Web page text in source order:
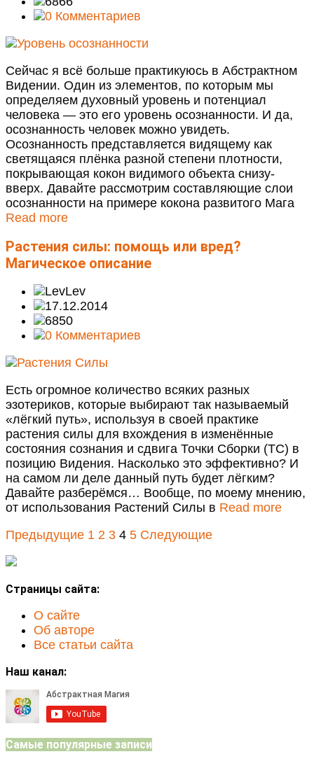
0 Комментариев
Сейчас я всё больше практикуюсь в Абстрактном
Видении. Один из элементов, по которым мы
определяем духовный уровень и потенциал
человека — это его уровень осознанности. И да,
осознанность человек можно увидеть.
Осознанность представляется видящему как
светящаяся плёнка разной степени плотности,
покрывающая кокон видимого объекта снизу-
вверх. Давайте рассмотрим составляющие слои
осознанности на примере кокона развитого Мага
Read more
Растения силы: помощь или вред?
Магическое описание
Lev
17.12.2014
6850
0 Комментариев
Есть огромное количество всяких разных
эзотериков, которые выбирают так называемый
«лёгкий путь», используя в своей практике
растения силы для вхождения в изменённые
состояния сознания и сдвига Точки Сборки (ТС) в
позицию Видения. Насколько это эффективно? И
на самом ли деле данный путь будет лёгким?
Давайте разберёмся… Вообще, по моему мнению,
от использования Растений Силы в Read more
Предыдущие 1 2 3 4 5 Следующие
Страницы сайта:
О сайте
Об авторе
Все статьи сайта
Наш канал:
Самые популярные записи